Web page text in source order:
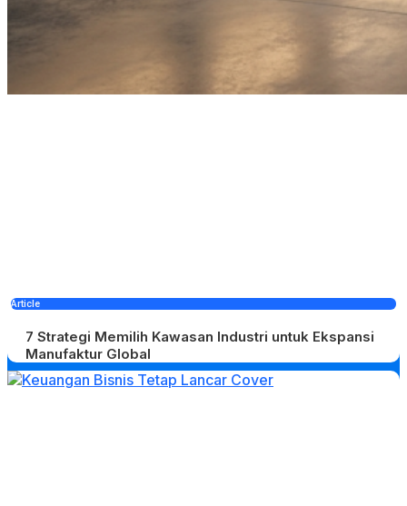
Article
7 Strategi Memilih Kawasan Industri untuk Ekspansi
Manufaktur Global